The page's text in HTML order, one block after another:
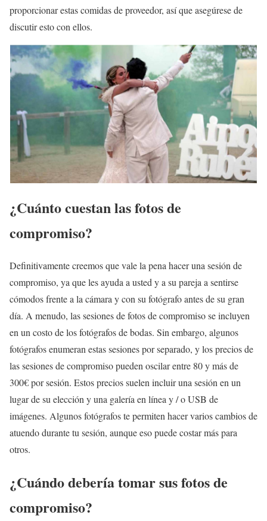
proporcionar estas comidas de proveedor, así que asegúrese de
discutir esto con ellos.
¿Cuánto cuestan las fotos de
compromiso?
Definitivamente creemos que vale la pena hacer una sesión de
compromiso, ya que les ayuda a usted y a su pareja a sentirse
cómodos frente a la cámara y con su fotógrafo antes de su gran
día. A menudo, las sesiones de fotos de compromiso se incluyen
en un costo de los fotógrafos de bodas. Sin embargo, algunos
fotógrafos enumeran estas sesiones por separado, y los precios de
las sesiones de compromiso pueden oscilar entre 80 y más de
300€ por sesión. Estos precios suelen incluir una sesión en un
lugar de su elección y una galería en línea y / o USB de
imágenes. Algunos fotógrafos te permiten hacer varios cambios de
atuendo durante tu sesión, aunque eso puede costar más para
otros.
¿Cuándo debería tomar sus fotos de
compromiso?